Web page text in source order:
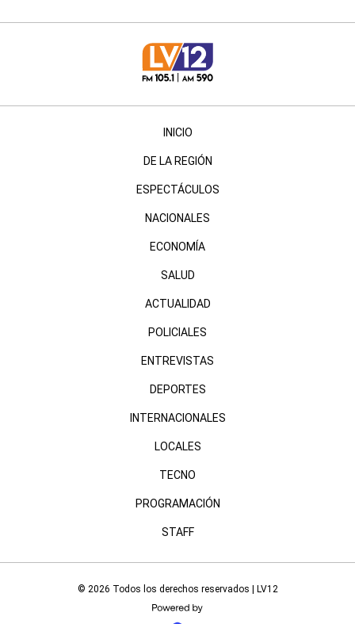
INICIO
DE LA REGIÓN
ESPECTÁCULOS
NACIONALES
ECONOMÍA
SALUD
ACTUALIDAD
POLICIALES
ENTREVISTAS
DEPORTES
INTERNACIONALES
LOCALES
TECNO
PROGRAMACIÓN
STAFF
© 2026 Todos los derechos reservados | LV12